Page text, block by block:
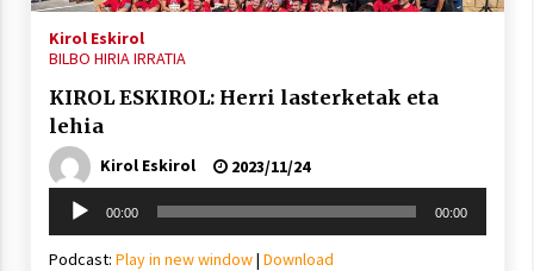
Arrosaren laburpen bideoa Hamaika
Kirol Eskirol
BILBO HIRIA IRRATIA
KIROL ESKIROL: Herri lasterketak eta
lehia
Kirol Eskirol
2023/11/24
Soinu
erreproduzigailua
00:00 00:00
Podcast: Play in new window| Download